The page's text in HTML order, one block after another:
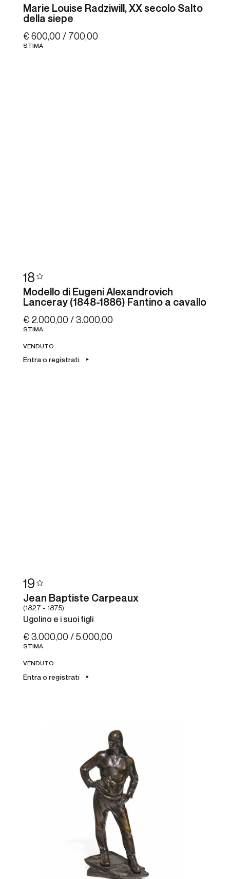
Marie Louise Radziwill, XX secolo Salto
della siepe
€ 600,00 / 700,00
STIMA
18
Modello di Eugeni Alexandrovich
Lanceray (1848-1886) Fantino a cavallo
€ 2.000,00 / 3.000,00
STIMA
VENDUTO
Entra o registrati
19
Jean Baptiste Carpeaux
(1827 - 1875)
Ugolino e i suoi figli
€ 3.000,00 / 5.000,00
STIMA
VENDUTO
Entra o registrati